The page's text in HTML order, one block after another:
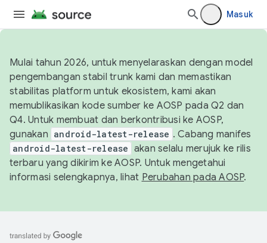
Masuk
Mulai tahun 2026, untuk menyelaraskan dengan model
pengembangan stabil trunk kami dan memastikan
stabilitas platform untuk ekosistem, kami akan
memublikasikan kode sumber ke AOSP pada Q2 dan
Q4. Untuk membuat dan berkontribusi ke AOSP,
gunakan android-latest-release . Cabang manifes
android-latest-release akan selalu merujuk ke rilis
terbaru yang dikirim ke AOSP. Untuk mengetahui
informasi selengkapnya, lihat Perubahan pada AOSP.